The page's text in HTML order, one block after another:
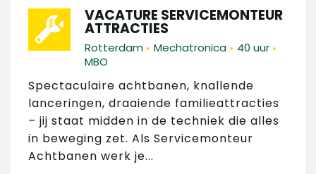
VACATURE SERVICEMONTEUR
ATTRACTIES
Rotterdam • Mechatronica • 40 uur •
MBO
Spectaculaire achtbanen, knallende
lanceringen, draaiende familieattracties
– jij staat midden in de techniek die alles
in beweging zet. Als Servicemonteur
Achtbanen werk je...